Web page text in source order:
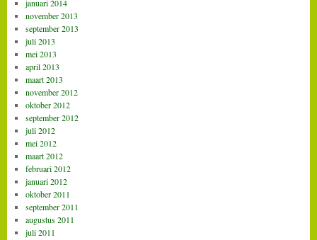
januari 2014
november 2013
september 2013
juli 2013
mei 2013
april 2013
maart 2013
november 2012
oktober 2012
september 2012
juli 2012
mei 2012
maart 2012
februari 2012
januari 2012
oktober 2011
september 2011
augustus 2011
juli 2011